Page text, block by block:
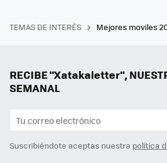
TEMAS DE INTERÉS Mejores moviles
RECIBE "Xatakaletter",
SEMANAL
Suscribiéndote aceptas nuestra política